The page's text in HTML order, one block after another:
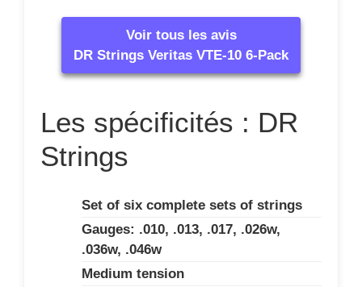
Voir tous les avis
DR Strings Veritas VTE-10 6-Pack
Les spécificités : DR
Strings
Set of six complete sets of strings
Gauges: .010, .013, .017, .026w,
.036w, .046w
Medium tension